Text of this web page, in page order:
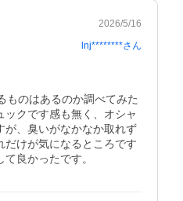
2026/5/16
lnj********さん
ものはあるのか調べてみた
クです感も無く、オシャ
が、臭いがなかなか取れず
けが気になるところです
良かったです。